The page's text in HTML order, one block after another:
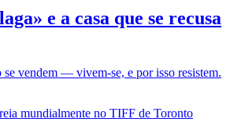
e a casa que se recusa
se vendem — vivem-se, e por isso resistem.